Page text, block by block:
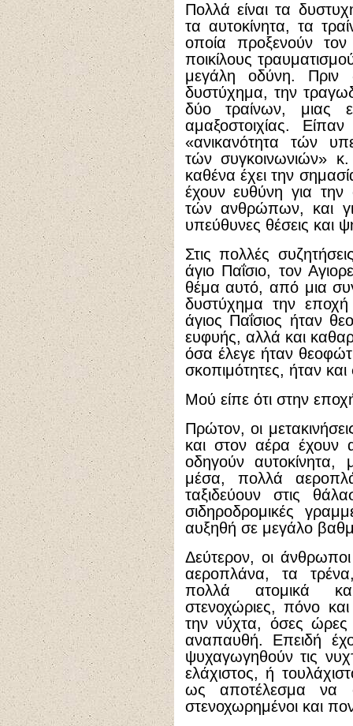
Πολλά είναι τα
τα αυτοκίνητα, τα
οποία προξενούν
ποικίλους
μεγάλη οδύνη. Πριν
δυστύχημα, την
δύο τραίνων, μιας
αμαξοστοιχίας.
«ανικανότητα τών
τών συγκοινωνιών»
καθένα έχει την
έχουν ευθύνη για
τών ανθρώπων, και
υπεύθυνες θέσεις και
Στις πολλές
άγιο Παΐσιο, τον
θέμα αυτό, από μια
δυστύχημα την
άγιος Παΐσιος ήταν
ευφυής, αλλά και
όσα έλεγε ήταν
σκοπιμότητες, ήταν
Μού είπε ότι στην
Πρώτον, οι
και στον αέρα έχουν
οδηγούν αυτοκίνητα,
μέσα, πολλά
ταξιδεύουν στις
σιδηροδρομικές
αυξηθή σε μεγάλο
Δεύτερον, οι
αεροπλάνα, τα
πολλά ατομικά
στενοχώριες, πόνο
την νύχτα, όσες ώρες
αναπαυθή. Επειδή
ψυχαγωγηθούν τις
ελάχιστος, ή
ως αποτέλεσμα να
στενοχωρημένοι και